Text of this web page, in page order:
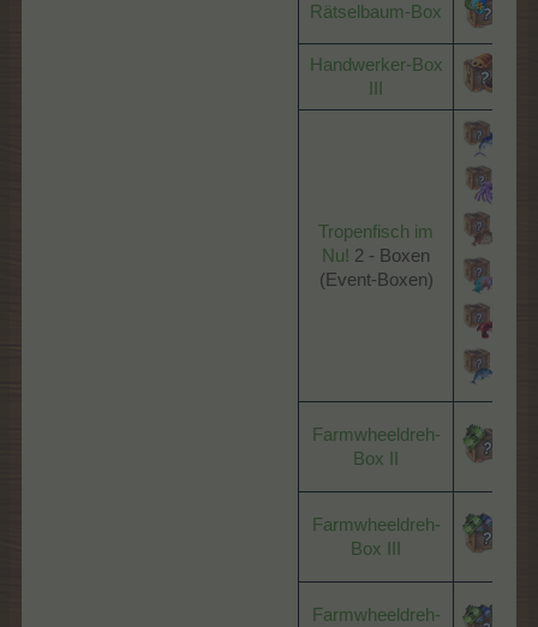
Rätselbaum-Box
Handwerker-Box
Tropenfisch im
Nu! 2 - Boxen
(Event-Boxen)​
Farmwheeldreh-
Box II
Farmwheeldreh-
Box III
Farmwheeldreh-